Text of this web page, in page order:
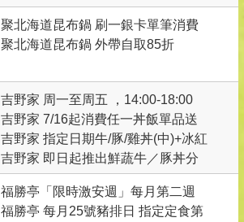
聚北海道昆布鍋 刷一銀卡單筆消費
滿1,500元享現折200元 （不累計折
聚北海道昆布鍋 外帶自取85折
吉野家 周一至周五 ，14:00-18:00
憑在學學生證或制服， 點購小牛/豚
丼+巧克力風味鬆餅+檸檬風味紅茶
(S) 優惠價100元
吉野家 7/16起消費任一丼飯單品送
漬物3選1加檸檬紅茶(L)，送完即
止。
吉野家 指定日期牛/豚/雞丼(中)+冰紅
茶(S)優惠111元
吉野家 即日起推出鮮蔬牛／豚丼分
福勝亭「限時激安週」每月第二週
限時優惠：8/3~8/9 和風咖哩雞肉定
福勝亭 每月25號豬排日 指定定食第